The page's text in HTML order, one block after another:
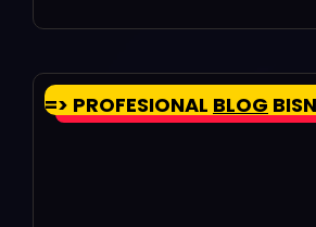
=> PROFESIONAL BLOG